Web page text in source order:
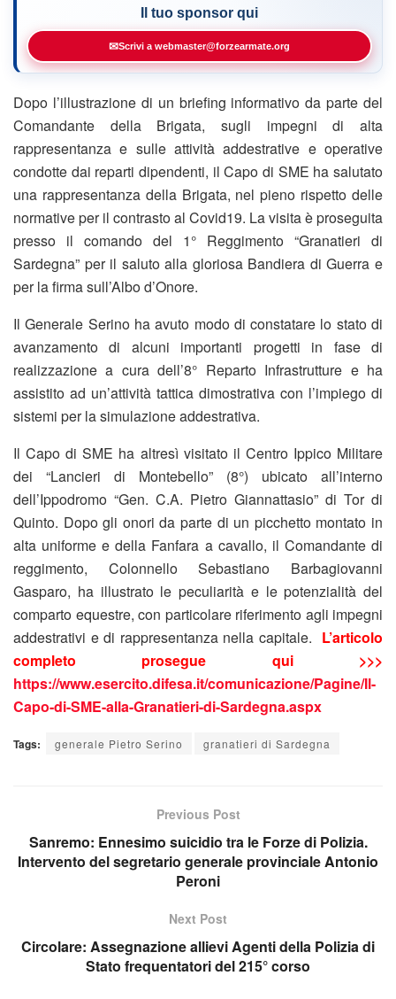
Il tuo sponsor qui
✉Scrivi a webmaster@forzearmate.org
Dopo l’illustrazione di un briefing informativo da parte del
Comandante della Brigata, sugli impegni di alta
rappresentanza e sulle attività addestrative e operative
condotte dai reparti dipendenti, il Capo di SME ha salutato
una rappresentanza della Brigata, nel pieno rispetto delle
normative per il contrasto al Covid19. La visita è proseguita
presso il comando del 1° Reggimento “Granatieri di
Sardegna” per il saluto alla gloriosa Bandiera di Guerra e
per la firma sull’Albo d’Onore.
Il Generale Serino ha avuto modo di constatare lo stato di
avanzamento di alcuni importanti progetti in fase di
realizzazione a cura dell’8° Reparto Infrastrutture e ha
assistito ad un’attività tattica dimostrativa con l’impiego di
sistemi per la simulazione addestrativa.
Il Capo di SME ha altresì visitato il Centro Ippico Militare
dei “Lancieri di Montebello” (8°) ubicato all’interno
dell’Ippodromo “Gen. C.A. Pietro Giannattasio” di Tor di
Quinto. Dopo gli onori da parte di un picchetto montato in
alta uniforme e della Fanfara a cavallo, il Comandante di
reggimento, Colonnello Sebastiano Barbagiovanni
Gasparo, ha illustrato le peculiarità e le potenzialità del
comparto equestre, con particolare riferimento agli impegni
addestrativi e di rappresentanza nella capitale. L’articolo
completo prosegue qui >>>
https://www.esercito.difesa.it/comunicazione/Pagine/Il-
Capo-di-SME-alla-Granatieri-di-Sardegna.aspx
Tags: generale Pietro Serino granatieri di Sardegna
Previous Post
Sanremo: Ennesimo suicidio tra le Forze di Polizia.
Intervento del segretario generale provinciale Antonio
Peroni
Next Post
Circolare: Assegnazione allievi Agenti della Polizia di
Stato frequentatori del 215° corso